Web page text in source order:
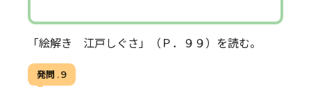
「絵解き 江戸しぐさ」（Ｐ．９９）を読む。
発問 . 9